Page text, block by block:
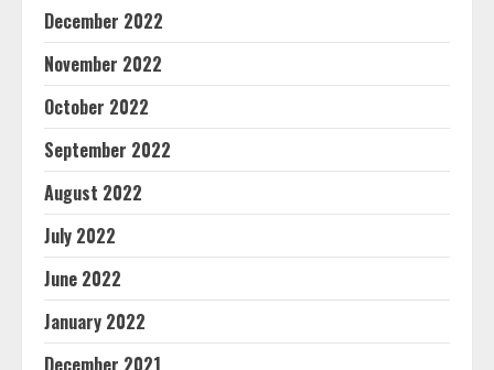
December 2022
November 2022
October 2022
September 2022
August 2022
July 2022
June 2022
January 2022
December 2021